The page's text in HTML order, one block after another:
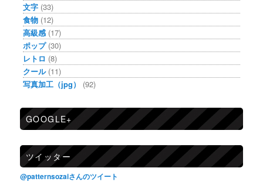
文字 (33)
食物 (12)
高級感 (17)
ポップ(30)
レトロ (8)
クール(11)
写真加工（jpg）
(92)
GOOGLE+
ツイッター
@patternsozaiさんのツイート